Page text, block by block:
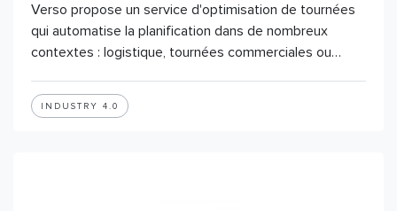
Verso propose un service d'optimisation de tournées
qui automatise la planification dans de nombreux
contextes : logistique, tournées commerciales ou…
INDUSTRY 4.0